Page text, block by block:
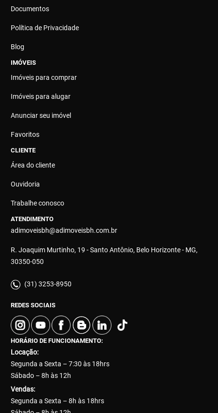
Documentos
Política de Privacidade
Blog
IMÓVEIS
Imóveis para comprar
Imóveis para alugar
Anunciar seu imóvel
Favoritos
CLIENTE
Área do cliente
Ouvidoria
Trabalhe conosco
ATENDIMENTO
adimoveisbh@adimoveisbh.com.br
R. Joaquim Murtinho, 19 - Santo Antônio, Belo Horizonte - MG,
30350-050
(31) 3253-8950
REDES SOCIAIS
HORÁRIO DE FUNCIONAMENTO:
Locação:
Segunda a Sexta – 7:30 às 18hrs
Sábado – 8h às 12h
Vendas:
Segunda a Sexta – 8h às 18hrs